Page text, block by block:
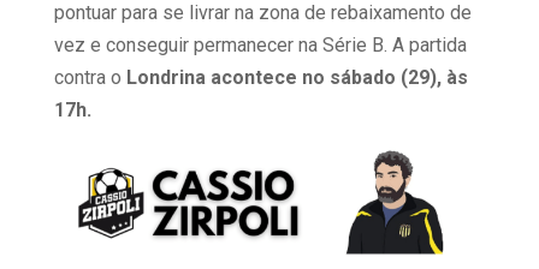
pontuar para se livrar na zona de rebaixamento de
vez e conseguir permanecer na Série B. A partida
contra o Londrina acontece no sábado (29), às
17h.